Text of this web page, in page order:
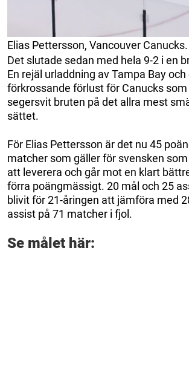
Elias Pettersson, Vancouver
Det slutade sedan med hela 9-2 i en
En rejäl urladdning av Tampa Bay och
förkrossande förlust för Canucks
segersvit bruten på det allra mest
sättet.
För Elias Pettersson är det nu 45
matcher som gäller för svensken
att leverera och går mot en klart
förra poängmässigt. 20 mål och 25
blivit för 21-åringen att jämföra med
assist på 71 matcher i fjol.
Se målet här: